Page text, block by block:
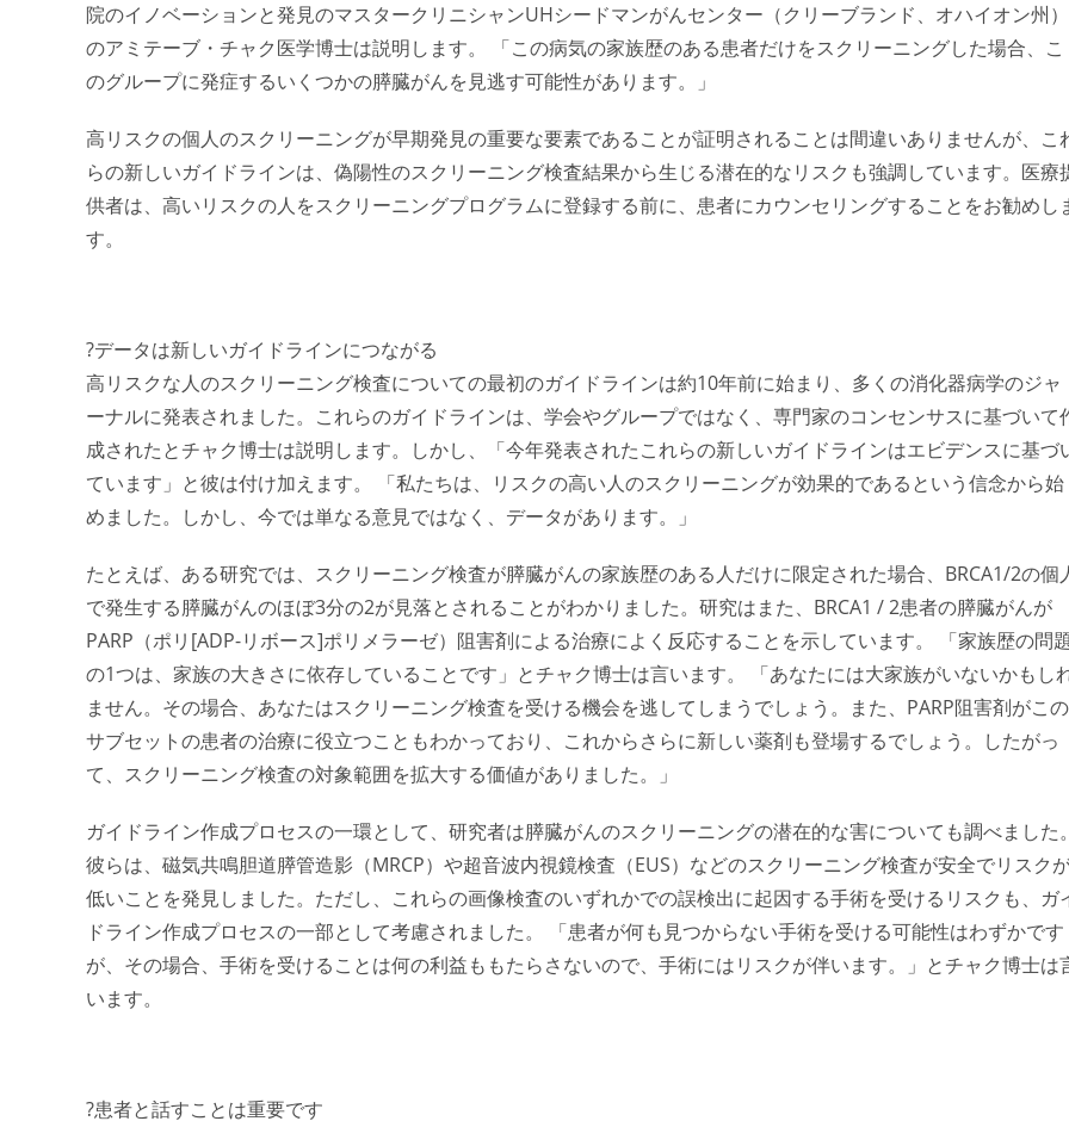
院のイノベーションと発見のマスタークリニシャンUHシードマンがんセンター（クリーブランド、オハイオン州）
のアミテーブ・チャク医学博士は説明します。 「この病気の家族歴のある患者だけをスクリーニングした場合、こ
のグループに発症するいくつかの膵臓がんを見逃す可能性があります。」
高リスクの個人のスクリーニングが早期発見の重要な要素であることが証明されることは間違いありませんが、こ
らの新しいガイドラインは、偽陽性のスクリーニング検査結果から生じる潜在的なリスクも強調しています。医療
供者は、高いリスクの人をスクリーニングプログラムに登録する前に、患者にカウンセリングすることをお勧めし
す。
?データは新しいガイドラインにつながる
高リスクな人のスクリーニング検査についての最初のガイドラインは約10年前に始まり、多くの消化器病学のジャ
ーナルに発表されました。これらのガイドラインは、学会やグループではなく、専門家のコンセンサスに基づいて
成されたとチャク博士は説明します。しかし、「今年発表されたこれらの新しいガイドラインはエビデンスに基づ
ています」と彼は付け加えます。 「私たちは、リスクの高い人のスクリーニングが効果的であるという信念から始
めました。しかし、今では単なる意見ではなく、データがあります。」
たとえば、ある研究では、スクリーニング検査が膵臓がんの家族歴のある人だけに限定された場合、BRCA1/2の個
で発生する膵臓がんのほぼ3分の2が見落とされることがわかりました。研究はまた、BRCA1 / 2患者の膵臓がんが
PARP（ポリ[ADP-リボース]ポリメラーゼ）阻害剤による治療によく反応することを示しています。 「家族歴の問
の1つは、家族の大きさに依存していることです」とチャク博士は言います。 「あなたには大家族がいないかもし
ません。その場合、あなたはスクリーニング検査を受ける機会を逃してしまうでしょう。また、PARP阻害剤がこの
サブセットの患者の治療に役立つこともわかっており、これからさらに新しい薬剤も登場するでしょう。したがっ
て、スクリーニング検査の対象範囲を拡大する価値がありました。」
ガイドライン作成プロセスの一環として、研究者は膵臓がんのスクリーニングの潜在的な害についても調べました。
彼らは、磁気共鳴胆道膵管造影（MRCP）や超音波内視鏡検査（EUS）などのスクリーニング検査が安全でリスク
低いことを発見しました。ただし、これらの画像検査のいずれかでの誤検出に起因する手術を受けるリスクも、ガ
ドライン作成プロセスの一部として考慮されました。 「患者が何も見つからない手術を受ける可能性はわずかです
が、その場合、手術を受けることは何の利益ももたらさないので、手術にはリスクが伴います。」とチャク博士は
います。
?患者と話すことは重要です